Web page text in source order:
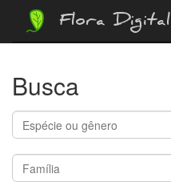
Flora Digital
Busca